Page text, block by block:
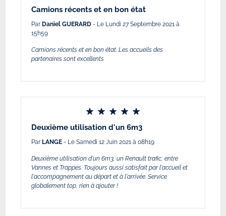
Camions récents et en bon état
Par Daniel GUERARD - Le Lundi 27 Septembre 2021 à
15h59
Camions récents et en bon état. Les accueils des
partenaires sont excellents
Deuxième utilisation d'un 6m3
Par LANGE - Le Samedi 12 Juin 2021 à 08h19
Deuxième utilisation d'un 6m3, un Renault trafic, entre
Vannes et Trappes. Toujours aussi satisfait par l'accueil et
l'accompagnement au départ et à l'arrivée. Service
globalement top, rien à ajouter !